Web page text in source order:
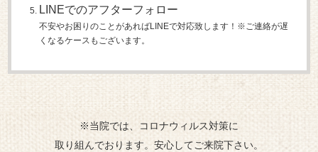
LINEでのアフターフォロー
不安やお困りのことがあればLINEで対応致します！※ご連絡が遅
くなるケースもございます。
※当院では、コロナウィルス対策に
取り組んでおります。安心してご来院下さい。